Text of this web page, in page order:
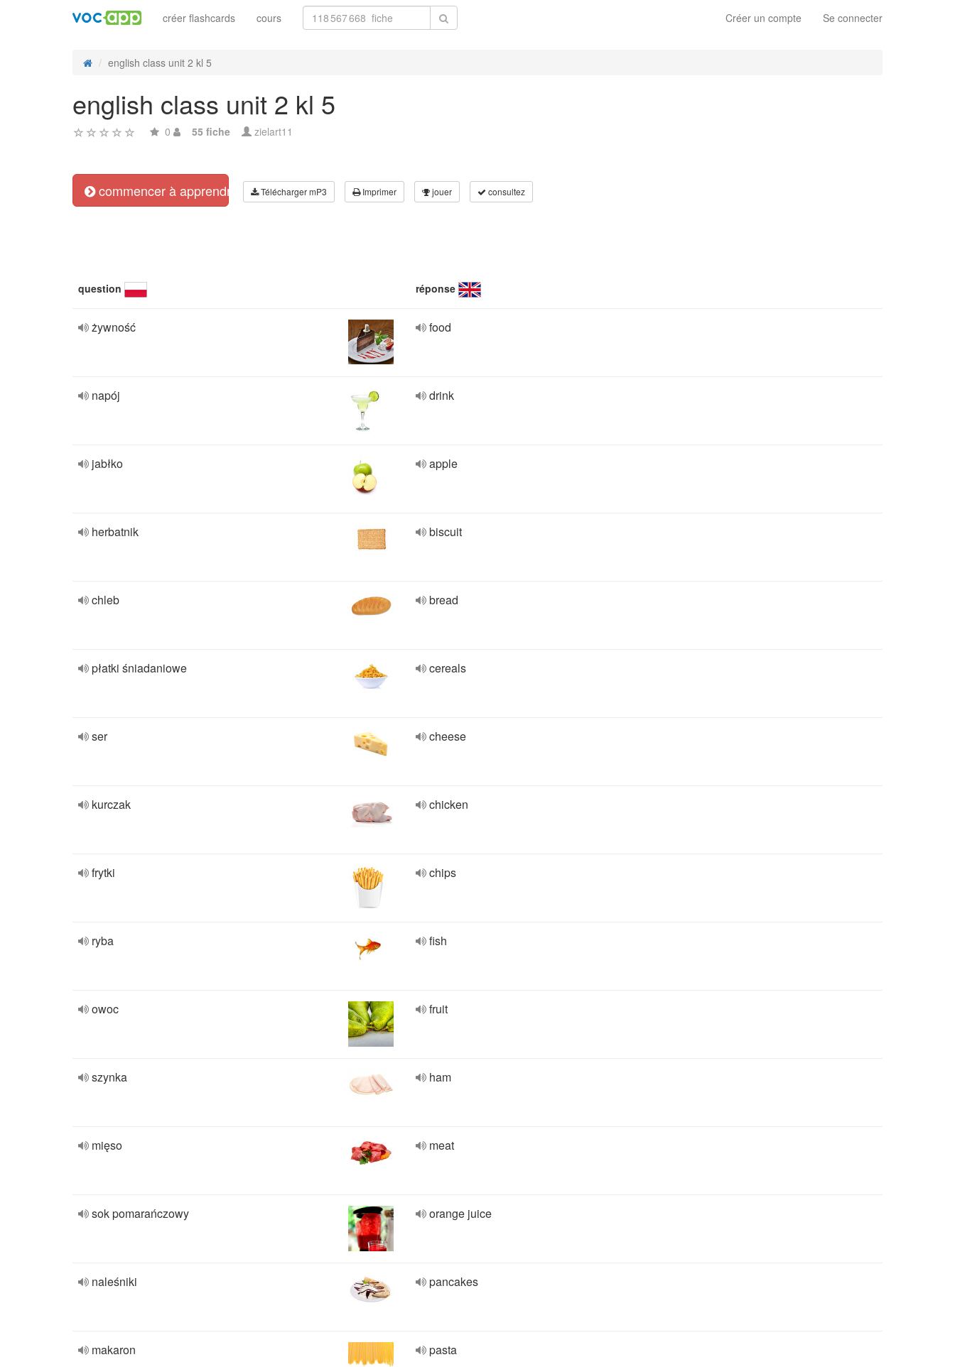
Créer un compte Se connecter
créer flashcards cours
english class unit 2 kl 5
english class unit 2 kl 5
0 55 fiche zielart11
commencer à apprendre Télécharger mP3 Imprimer jouer consultez
question réponse
żywność food
napój drink
jabłko apple
herbatnik biscuit
chleb bread
płatki śniadaniowe cereals
ser cheese
kurczak chicken
frytki chips
ryba fish
owoc fruit
szynka ham
mięso meat
sok pomarańczowy orange juice
naleśniki pancakes
makaron pasta